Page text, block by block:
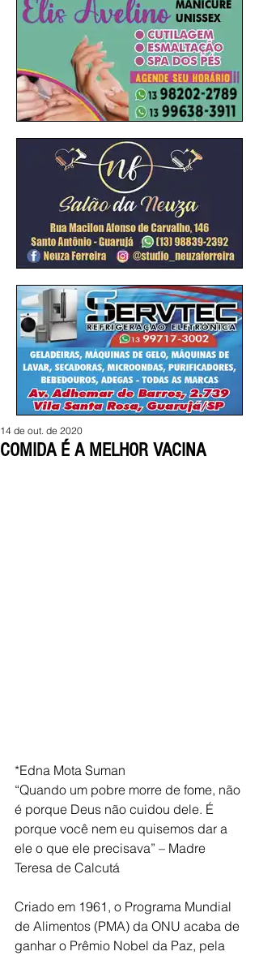
COMIDA É A MELHOR VACINA
14 de out. de 2020
*Edna Mota Suman
“Quando um pobre morre de fome, não
é porque Deus não cuidou dele. É
porque você nem eu quisemos dar a
ele o que ele precisava” – Madre
Teresa de Calcutá
Criado em 1961, o Programa Mundial
de Alimentos (PMA) da ONU acaba de
ganhar o Prêmio Nobel da Paz, pela